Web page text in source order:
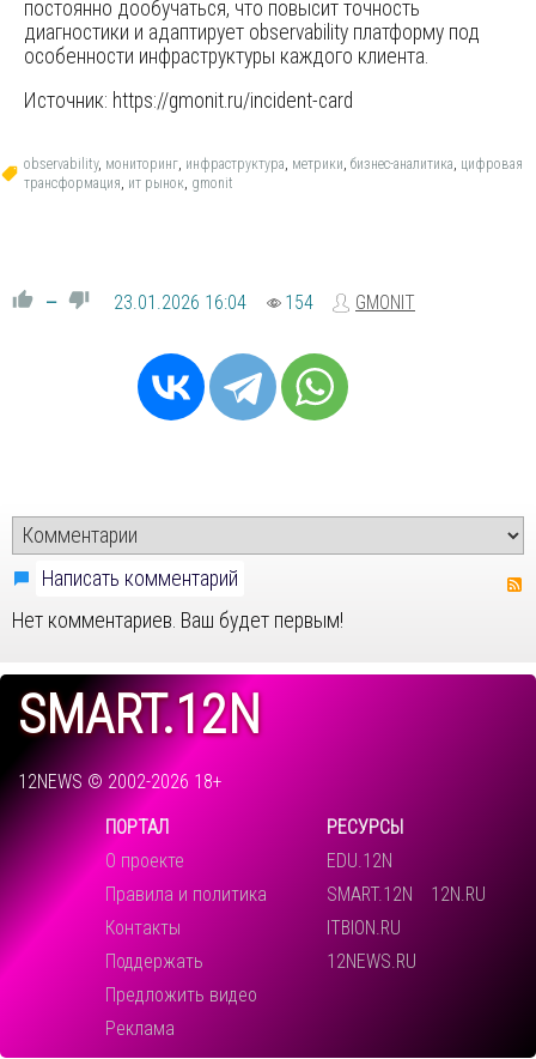
постоянно дообучаться, что повысит точность
диагностики и адаптирует observability платформу под
особенности инфраструктуры каждого клиента.
Источник: https://gmonit.ru/incident-card
observability, мониторинг, инфраструктура, метрики, бизнес-аналитика, цифровая
трансформация, ит рынок, gmonit
— 23.01.2026 16:04 154 GMONIT
Написать комментарий
Нет комментариев. Ваш будет первым!
SMART.12N
12NEWS © 2002-2026 18+
ПОРТАЛ
О проекте
Правила и политика
Контакты
Поддержать
Предложить видео
Реклама
РЕСУРСЫ
EDU.12N
SMART.12N
12N.RU
ITBION.RU
12NEWS.RU